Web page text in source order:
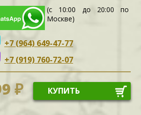
(с 10:00 до 20:00 по
Москве)
+7 (964) 649-47-77
+7 (919) 760-72-07
₽ КУПИТЬ